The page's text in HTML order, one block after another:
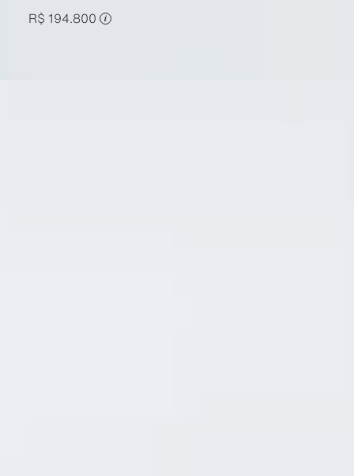
R$ 194.800